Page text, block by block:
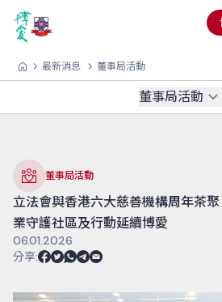
最新消息 董事局活動
董事局活動
董事局活動
立法會與香港六大慈善機構周年茶
業守護社區及行動延續博愛
06.01.2026
分享: